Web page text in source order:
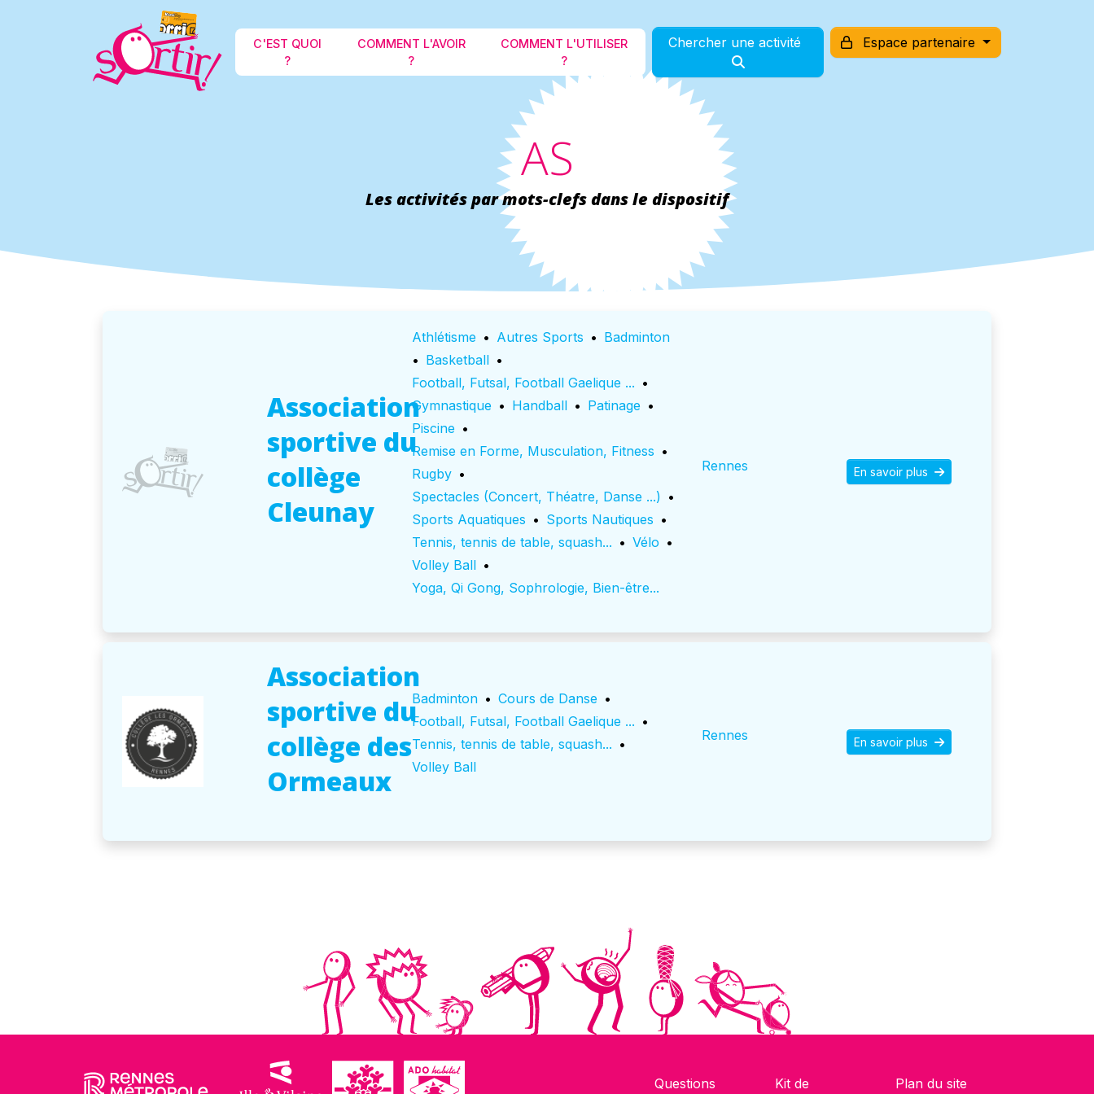
C'EST QUOI
?
COMMENT L'AVOIR
?
COMMENT L'UTILISER
?
Chercher une activité Espace partenaire
AS
Les activités par mots-clefs dans le dispositif
Association
sportive du
collège
Cleunay
Athlétisme • Autres Sports • Badminton
• Basketball •
Football, Futsal, Football Gaelique ... •
Gymnastique • Handball • Patinage •
Piscine •
Remise en Forme, Musculation, Fitness •
Rugby •
Spectacles (Concert, Théatre, Danse ...) •
Sports Aquatiques • Sports Nautiques •
Tennis, tennis de table, squash... • Vélo •
Volley Ball •
Yoga, Qi Gong, Sophrologie, Bien-être...
Rennes En savoir plus
Association
sportive du
collège des
Ormeaux
Badminton • Cours de Danse •
Football, Futsal, Football Gaelique ... •
Tennis, tennis de table, squash... •
Volley Ball
Rennes En savoir plus
Questions Kit de Plan du site